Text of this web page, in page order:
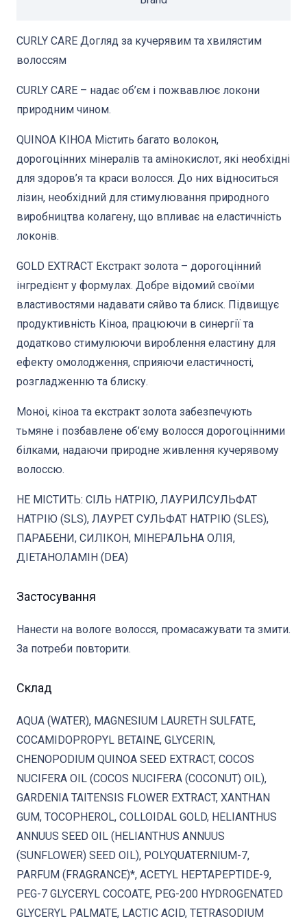
CURLY CARE Догляд за кучерявим та хвилястим
волоссям
CURLY CARE – надає об’єм і пожвавлює локони
природним чином.
QUINOA КІНОА Містить багато волокон,
дорогоцінних мінералів та амінокислот, які необхідні
для здоров’я та краси волосся. До них відноситься
лізин, необхідний для стимулювання природного
виробництва колагену, що впливає на еластичність
локонів.
GOLD EXTRACT Екстракт золота – дорогоцінний
інгредієнт у формулах. Добре відомий своїми
властивостями надавати сяйво та блиск. Підвищує
продуктивність Кіноа, працюючи в синергії та
додатково стимулюючи вироблення еластину для
ефекту омолодження, сприяючи еластичності,
розгладженню та блиску.
Моноі, кіноа та екстракт золота забезпечують
тьмяне і позбавлене об’єму волосся дорогоцінними
білками, надаючи природне живлення кучерявому
волоссю.
НЕ МІСТИТЬ: СІЛЬ НАТРІЮ, ЛАУРИЛСУЛЬФАТ
НАТРІЮ (SLS), ЛАУРЕТ СУЛЬФАТ НАТРІЮ (SLES),
ПАРАБЕНИ, СИЛІКОН, МІНЕРАЛЬНА ОЛІЯ,
ДІЕТАНОЛАМІН (DEA)
Застосування
Нанести на вологе волосся, промасажувати та змити.
За потреби повторити.
Склад
AQUA (WATER), MAGNESIUM LAURETH SULFATE,
COCAMIDOPROPYL BETAINE, GLYCERIN,
CHENOPODIUM QUINOA SEED EXTRACT, COCOS
NUCIFERA OIL (COCOS NUCIFERA (COCONUT) OIL),
GARDENIA TAITENSIS FLOWER EXTRACT, XANTHAN
GUM, TOCOPHEROL, COLLOIDAL GOLD, HELIANTHUS
ANNUUS SEED OIL (HELIANTHUS ANNUUS
(SUNFLOWER) SEED OIL), POLYQUATERNIUM-7,
PARFUM (FRAGRANCE)*, ACETYL HEPTAPEPTIDE-9,
PEG-7 GLYCERYL COCOATE, PEG-200 HYDROGENATED
GLYCERYL PALMATE, LACTIC ACID, TETRASODIUM